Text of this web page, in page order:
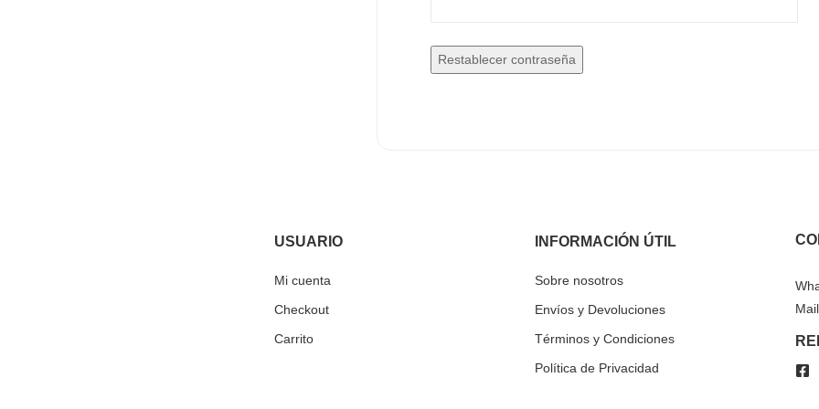
Restablecer contraseña
USUARIO
Mi cuenta
Checkout
Carrito
INFORMACIÓN ÚTIL
Sobre nosotros
Envíos y Devoluciones
Términos y Condiciones
Política de Privacidad